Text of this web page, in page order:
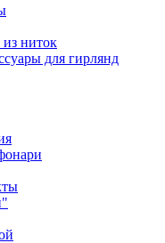
ниток
для гирлянд